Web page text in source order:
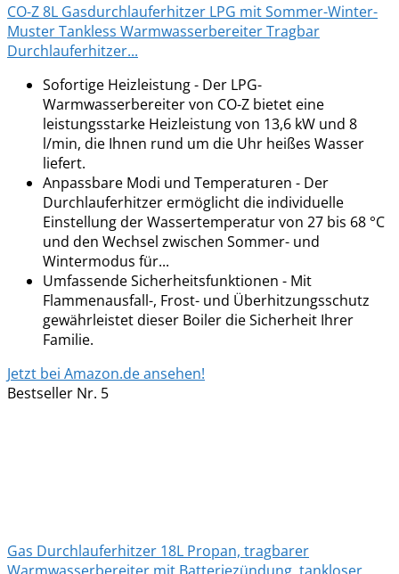
CO-Z 8L Gasdurchlauferhitzer LPG mit Sommer-Winter-
Muster Tankless Warmwasserbereiter Tragbar
Durchlauferhitzer...
Sofortige Heizleistung - Der LPG-
Warmwasserbereiter von CO-Z bietet eine
leistungsstarke Heizleistung von 13,6 kW und 8
l/min, die Ihnen rund um die Uhr heißes Wasser
liefert.
Anpassbare Modi und Temperaturen - Der
Durchlauferhitzer ermöglicht die individuelle
Einstellung der Wassertemperatur von 27 bis 68 °C
und den Wechsel zwischen Sommer- und
Wintermodus für...
Umfassende Sicherheitsfunktionen - Mit
Flammenausfall-, Frost- und Überhitzungsschutz
gewährleistet dieser Boiler die Sicherheit Ihrer
Familie.
Jetzt bei Amazon.de ansehen!
Bestseller Nr. 5
Gas Durchlauferhitzer 18L Propan, tragbarer